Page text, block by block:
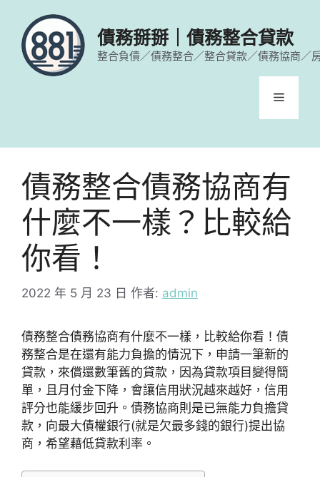
債務掰掰｜債務整合貸款
整合負債／債務整合／整合貸款／債務協商／
選
債務整合債務協商有
什麼不一樣？比較給
你看！
2022 年 5 月 23 日 作者: admin
債務整合債務協商有什麼不一樣，比較給你看！債
務整合是在還有能力負擔的情況下，申請一筆新的
貸款，來償還數筆舊的貸款，因為貸款項目變得簡
單，且月付金下降，會讓信用狀況越來越好，信用
評分也能緩步回升。債務協商則是已無能力負擔貸
款，向最大債權銀行(就是欠最多錢的銀行)提出協
商，希望藉低貸款利率。